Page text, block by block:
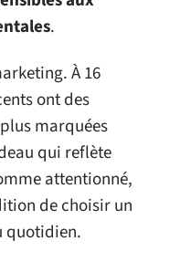
.
À 16
ont des
marquées
qui reflète
attentionné,
de choisir un
quotidien.